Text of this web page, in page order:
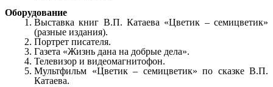
Оборудование
Выставка книг В.П. Катаева «Цветик – семицветик»
(разные издания).
Портрет писателя.
Газета «Жизнь дана на добрые дела».
Телевизор и видеомагнитофон.
Мультфильм «Цветик – семицветик» по сказке В.П.
Катаева.